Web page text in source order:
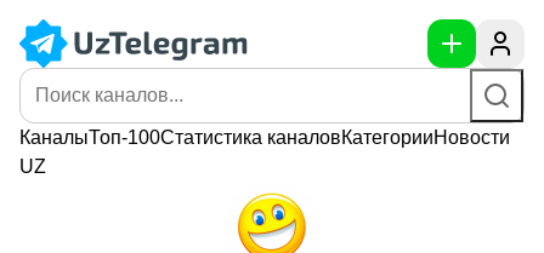
КаналыТоп-100Статистика каналовКатегорииНовости
UZ